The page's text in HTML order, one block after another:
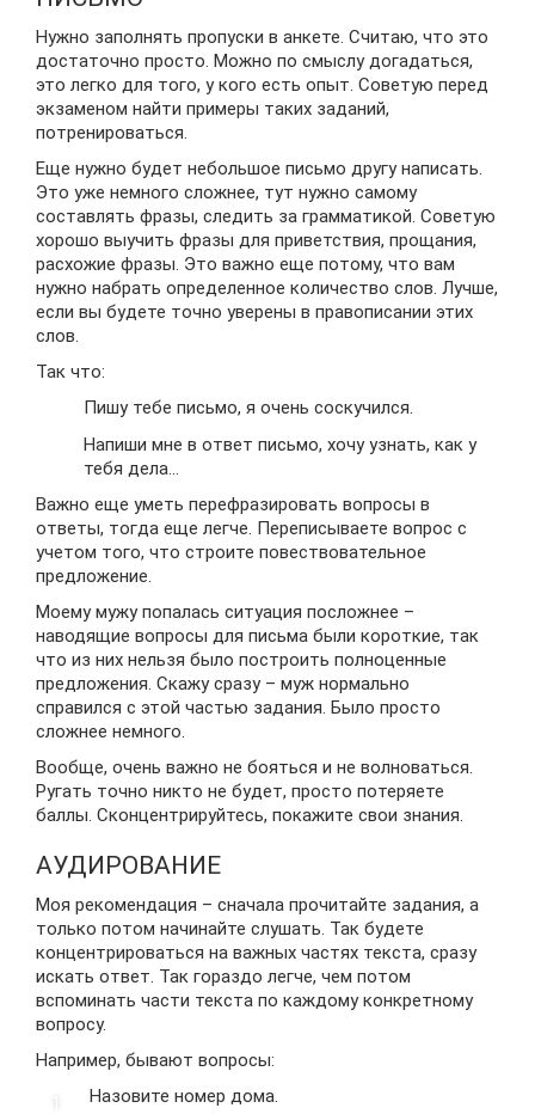
Нужно заполнять пропуски в анкете. Считаю, что это
достаточно просто. Можно по смыслу догадаться,
это легко для того, у кого есть опыт. Советую перед
экзаменом найти примеры таких заданий,
потренироваться.
Еще нужно будет небольшое письмо другу написать.
Это уже немного сложнее, тут нужно самому
составлять фразы, следить за грамматикой. Советую
хорошо выучить фразы для приветствия, прощания,
расхожие фразы. Это важно еще потому, что вам
нужно набрать определенное количество слов. Лучше,
если вы будете точно уверены в правописании этих
слов.
Так что:
Пишу тебе письмо, я очень соскучился.
Напиши мне в ответ письмо, хочу узнать, как у
тебя дела…
Важно еще уметь перефразировать вопросы в
ответы, тогда еще легче. Переписываете вопрос с
учетом того, что строите повествовательное
предложение.
Моему мужу попалась ситуация посложнее –
наводящие вопросы для письма были короткие, так
что из них нельзя было построить полноценные
предложения. Скажу сразу – муж нормально
справился с этой частью задания. Было просто
сложнее немного.
Вообще, очень важно не бояться и не волноваться.
Ругать точно никто не будет, просто потеряете
баллы. Сконцентрируйтесь, покажите свои знания.
АУДИРОВАНИЕ
Моя рекомендация – сначала прочитайте задания, а
только потом начинайте слушать. Так будете
концентрироваться на важных частях текста, сразу
искать ответ. Так гораздо легче, чем потом
вспоминать части текста по каждому конкретному
вопросу.
Например, бывают вопросы:
Назовите номер дома.